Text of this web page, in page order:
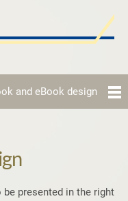
and eBook design
presented in the right